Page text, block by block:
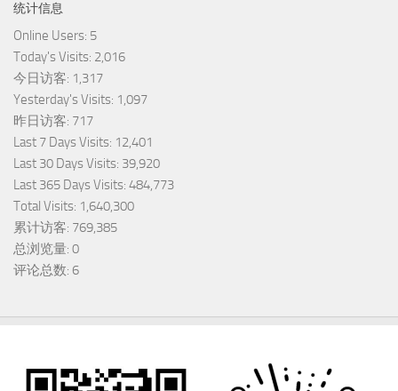
统计信息
Online Users: 5
Today's Visits: 2,016
今日访客: 1,317
Yesterday's Visits: 1,097
昨日访客: 717
Last 7 Days Visits: 12,401
Last 30 Days Visits: 39,920
Last 365 Days Visits: 484,773
Total Visits: 1,640,300
累计访客: 769,385
总浏览量: 0
评论总数: 6